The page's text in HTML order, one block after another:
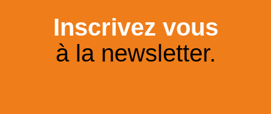
Inscrivez vous
à la newsletter.